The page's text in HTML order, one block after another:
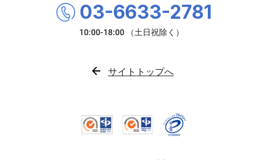
03-6633-2781
サイトトップへ